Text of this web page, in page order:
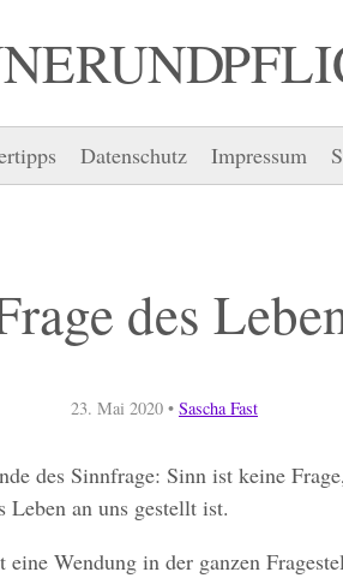
UND
Datenschutz Impressum
des
23. Mai 2020 • Sascha Fast
des Sinnfrage: Sinn ist keine
Leben an uns gestellt ist.
Wendung in der ganzen